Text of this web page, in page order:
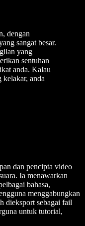
dengan
sangat besar.
yang
sentuhan
anda. Kalau
kelakar, anda
dan pencipta video
Ia menawarkan
bahasa,
menggabungkan
dieksport sebagai fail
untuk tutorial,